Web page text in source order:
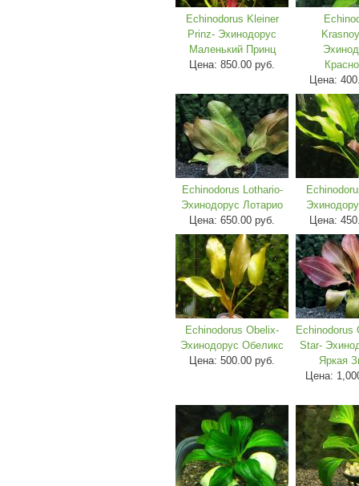
Echinodorus Kleiner
Prinz- Эхинодорус
Маленький Принц
Цена:850.00 руб.
Цена:
Echinodorus Lothario-
Эхинодорус Лотарио
Цена:650.00 руб.
Цена:
Echinodorus Obelix-
Эхинодорус Обеликс
Цена:500.00 руб.
Echinodorus
Star-
Яркая
Цена: